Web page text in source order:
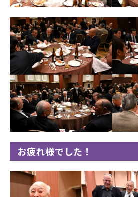
お疲れ様でした！